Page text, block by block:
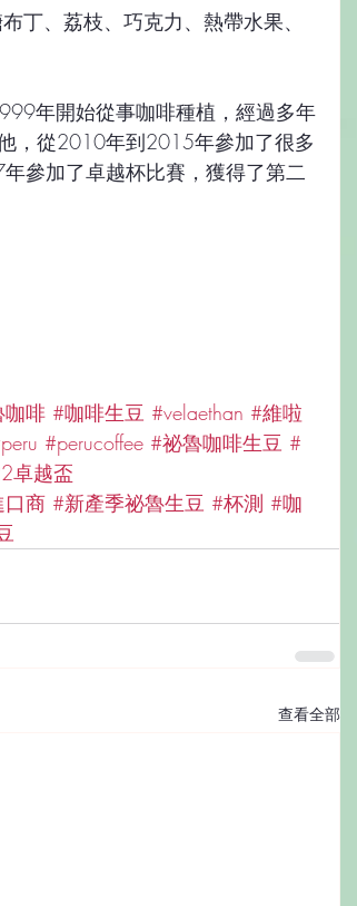
年開始從事咖啡種植，經過多年
，從2010年到2015年參加了很多
參加了卓越杯比賽，獲得了第二
咖啡 #咖啡生豆 #velaethan #維啦
#perucoffee #祕魯咖啡生豆 #
卓越盃
口商 #新產季祕魯生豆 #杯測 #咖
查看全部